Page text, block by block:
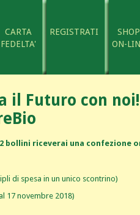
CARTA
FEDELTA'
REGISTRATI
SHOP
ON-
il Futuro con
bollini riceverai una confezione
di spesa in un unico scontrino)
17 novembre 2018)